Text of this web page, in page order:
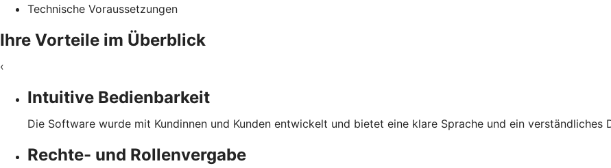
Technische Voraussetzungen
Ihre Vorteile im Überblick
‹
Intuitive Bedienbarkeit
Die Software wurde mit Kundinnen und Kunden entwickelt und bietet eine klare Sprache und ein verständliches
Rechte- und Rollenvergabe